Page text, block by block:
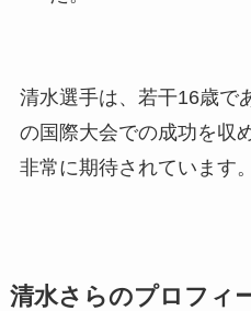
清水選手は、若干16歳で
の国際大会での成功を収
非常に期待されています。
清水さらのプロフィ